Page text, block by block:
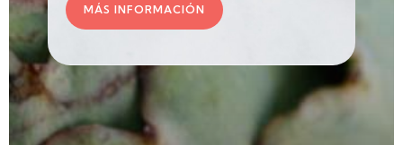
MÁS INFORMACIÓN